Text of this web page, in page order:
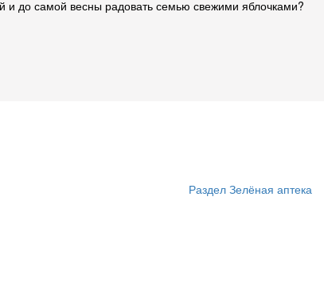
и до самой весны радовать семью свежими яблочками?
Раздел Зелёная аптека